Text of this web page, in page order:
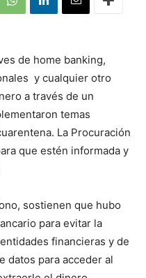
de home banking,
y cualquier otro
a través de un
temas
La Procuración
que estén informada y
sostienen que hubo
para evitar la
financieras y de
datos para acceder al